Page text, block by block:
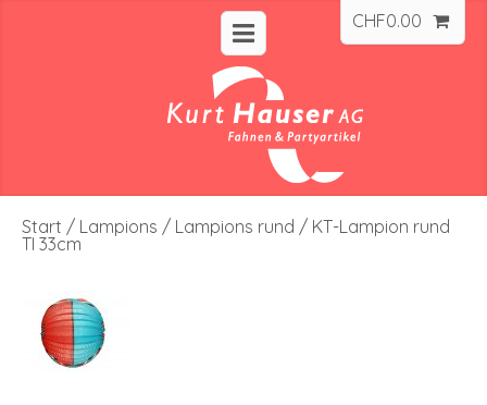
CHF0.00
Start / Lampions / Lampions rund / KT-Lampion rund
TI 33cm